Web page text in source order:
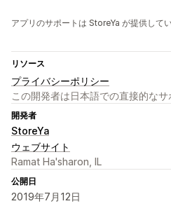
アプリのサポートは StoreYa が提供してい
リソース
プライバシーポリシー
この開発者は日本語での直接的なサ
開発者
StoreYa
ウェブサイト
Ramat Ha'sharon, IL
公開日
2019年7月12日